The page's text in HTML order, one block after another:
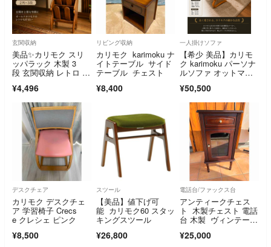
玄関収納
美品✨カリモク スリ
ッパラック 木製 3
段 玄関収納 レトロ 持
¥4,496
リビング収納
カリモク karimoku ナ
イトテーブル サイド
テーブル チェスト
¥8,400
一人掛けソファ
【希少 美品】カリモ
ク karimoku パーソナ
ルソファ オットマン
¥50,500
デスクチェア
カリモク デスクチェ
ア 学習椅子 Crecs
e クレシェ ピンク
¥8,500
スツール
【美品】値下げ可
能 カリモク60 スタッ
キングスツール
¥26,800
電話台/ファックス台
アンティークチェス
ト 木製チェスト 電話
台 木製 ヴィンテー
¥25,000